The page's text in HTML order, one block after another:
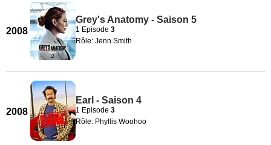
2008
Grey's Anatomy - Saison 5
1 Episode 3
Rôle: Jenn Smith
2008
Earl - Saison 4
1 Episode 3
Rôle: Phyllis Woohoo